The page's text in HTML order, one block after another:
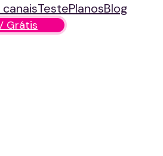
TestePlanosBlog
Grátis